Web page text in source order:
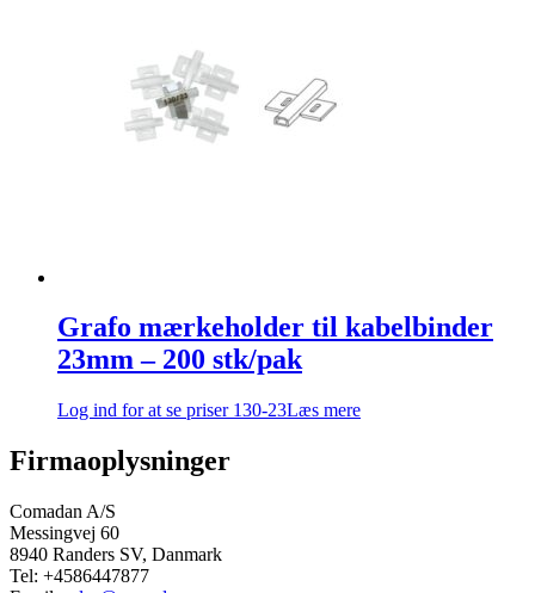
Grafo mærkeholder til kabelbinder
23mm – 200 stk/pak
Log ind for at se priser130-23Læs mere
Firmaoplysninger
Comadan A/S
Messingvej 60
8940 Randers SV, Danmark
Tel: +4586447877